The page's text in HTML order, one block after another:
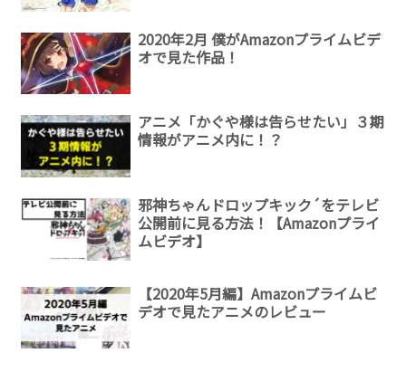
2020年2月 僕がAmazonプライムビデ
オで見た作品！
アニメ「かぐや様は告らせたい」３期
情報がアニメ内に！？
邪神ちゃんドロップキック´をテレビ
公開前に見る方法！【Amazonプライ
ムビデオ】
【2020年5月編】Amazonプライムビ
デオで見たアニメのレビュー